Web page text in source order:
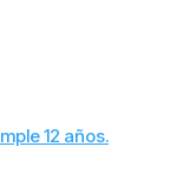
12 años.